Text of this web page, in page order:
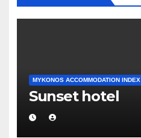
MYKONOS ACCOMMODATION INDEX
Sunset hotel